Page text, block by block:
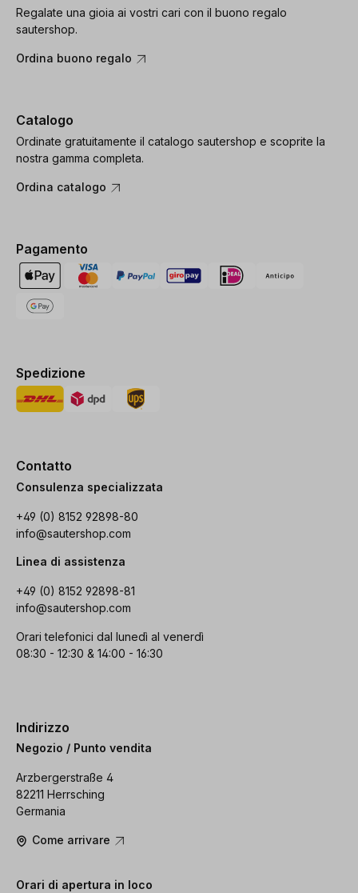
Regalate una gioia ai vostri cari con il buono regalo
sautershop.
Ordina buono regalo
Catalogo
Ordinate gratuitamente il catalogo sautershop e scoprite la
nostra gamma completa.
Ordina catalogo
Pagamento
Spedizione
Contatto
Consulenza specializzata
+49 (0) 8152 92898-80
info@sautershop.com
Linea di assistenza
+49 (0) 8152 92898-81
info@sautershop.com
Orari telefonici dal lunedì al venerdì
08:30 - 12:30 & 14:00 - 16:30
Indirizzo
Negozio / Punto vendita
Arzbergerstraße 4
82211 Herrsching
Germania
Come arrivare
Orari di apertura in loco